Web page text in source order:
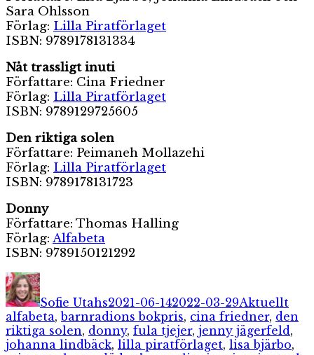
Sara Ohlsson
Förlag: Lilla Piratförlaget
ISBN: 9789178131334
Nåt trassligt inuti
Författare: Cina Friedner
Förlag: Lilla Piratförlaget
ISBN: 9789129725605
Den riktiga solen
Författare: Peimaneh Mollazehi
Förlag: Lilla Piratförlaget
ISBN: 9789178131723
Donny
Författare: Thomas Halling
Förlag: Alfabeta
ISBN: 9789150121292
Författare
Sofie Utahs2021-06-142022-03-29Aktuellt
alfabeta,barnradions bokpris, cina friedner, den
riktiga solen, donny, fula tjejer, jenny jägerfeld,
johanna lindbäck, lilla piratförlaget, lisa bjärbo,